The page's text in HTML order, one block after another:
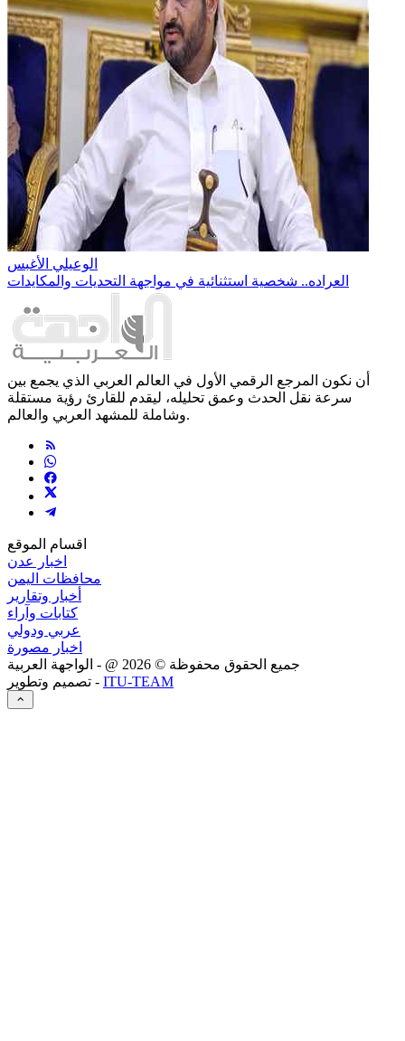
الوعيلي الأغبس
العراده.. شخصية استثنائية في مواجهة التحديات والمكايدات
أن نكون المرجع الرقمي الأول في العالم العربي الذي يجمع بين
سرعة نقل الحدث وعمق تحليله، ليقدم للقارئ رؤية مستقلة
وشاملة للمشهد العربي والعالم.
اقسام الموقع
اخبار عدن
محافظات اليمن
أخبار وتقارير
كتابات وآراء
عربي ودولي
اخبار مصورة
جميع الحقوق محفوظة © 2026 @ - الواجهة العربية
تصميم وتطوير - ITU-TEAM